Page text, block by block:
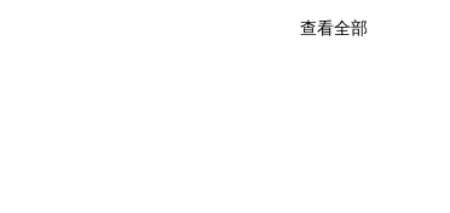
查看全部